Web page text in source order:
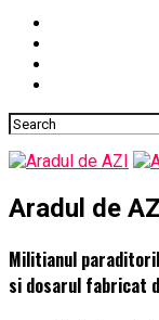
Aradul de
Militianul
si dosarul fabricat